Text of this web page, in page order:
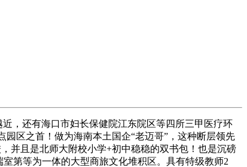
，还有海口市妇长保健院江东院区等四所三甲医疗环
区之首！做为海南本土国企“老迈哥”，这种断层领先
并且是北师大附校小学+初中稳稳的双书包！也是沉磅
第等为一体的大型商旅文化堆积区。具有特级教师2